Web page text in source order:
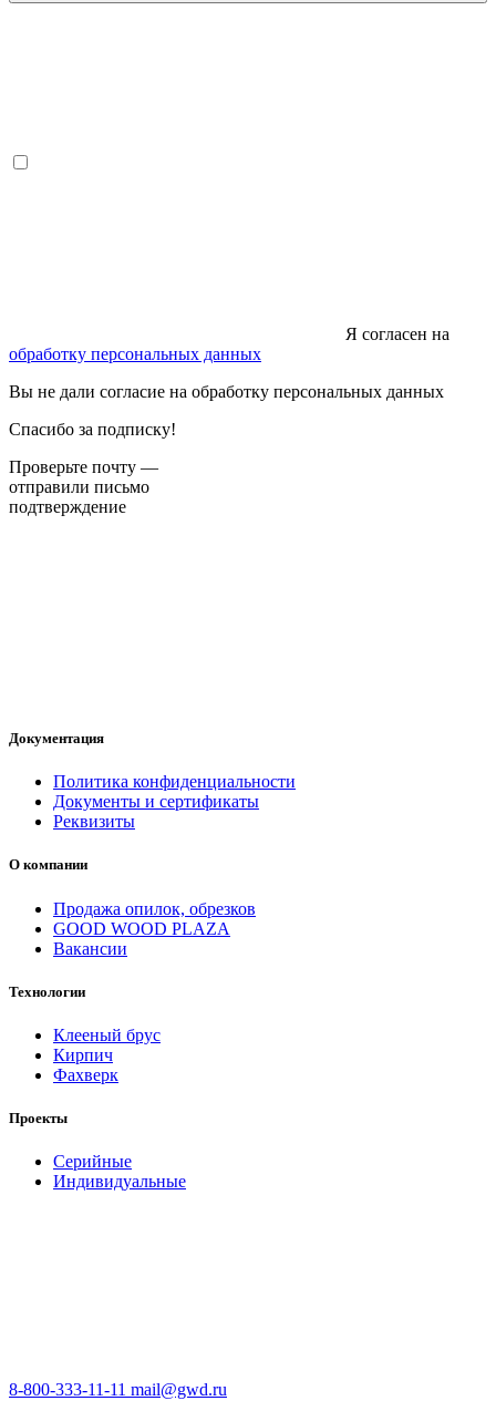
Я согласен на
обработку персональных данных
Вы не дали согласие на обработку персональных данных
Спасибо за подписку!
Проверьте почту —
отправили письмо
подтверждение
Документация
Политика конфиденциальности
Документы и сертификаты
Реквизиты
О компании
Продажа опилок, обрезков
GOOD WOOD PLAZA
Вакансии
Технологии
Клееный брус
Кирпич
Фахверк
Проекты
Серийные
Индивидуальные
8-800-333-11-11 mail@gwd.ru